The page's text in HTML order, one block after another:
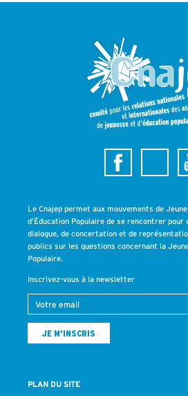
Le Cnajep permet aux mouvements de
d’Éducation Populaire de se rencontrer pour
dialogue, de concertation et de
publics sur les questions concernant la
Populaire.
Inscrivez-vous à la newsletter
PLAN DU SITE